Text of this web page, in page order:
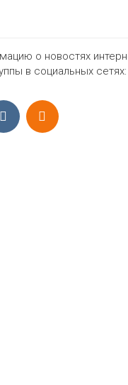
ЗАКАЗОВ С 9:00-
о новостях
в социальных сетях: